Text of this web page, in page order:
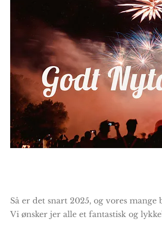
Så er det snart 2025, og vores
Vi ønsker jer alle et fantastisk og